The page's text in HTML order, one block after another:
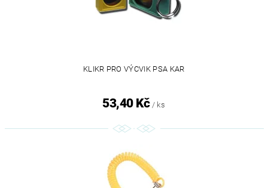
KLIKR PRO VÝCVIK PSA KAR
53,40 Kč / ks